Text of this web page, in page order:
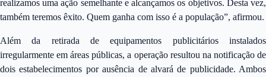
realizamos uma ação semelhante e alcançamos os objetivos. Desta vez,
também teremos êxito. Quem ganha com isso é a população”, afirmou.
Além da retirada de equipamentos publicitários instalados
irregularmente em áreas públicas, a operação resultou na notificação de
dois estabelecimentos por ausência de alvará de publicidade. Ambos